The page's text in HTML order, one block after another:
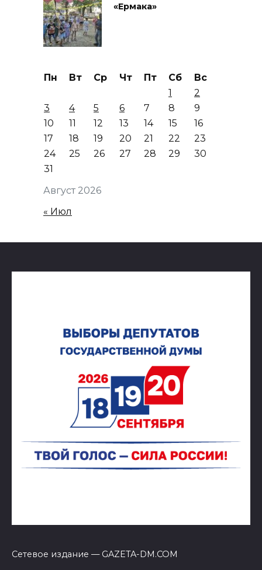
«Ермака»
Август 2026
Пн Вт Ср Чт Пт Сб
Вс
1
2
3
4 5 6 7 8
9
10
11 12 13 14 15
16
17
18 19 20 21 22
23
24
25 26 27 28 29
30
31
« Июл
Сетевое издание — GAZETA-DM.COM